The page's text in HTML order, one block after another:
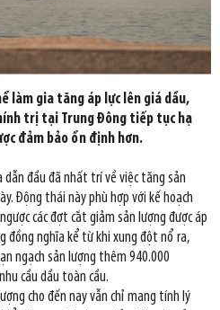
làm gia tăng áp lực lên giá dầu,
trị tại Trung Đông tiếp tục hạ
đảm bảo ổn định hơn.
dẫn đầu đã nhất trí về việc tăng sản
Động thái này phù hợp với kế hoạch
các đợt cắt giảm sản lượng được áp
đồng nghĩa kể từ khi xung đột nổ ra,
ngạch sản lượng thêm 940.000
cầu dầu toàn cầu.
cho đến nay vẫn chỉ mang tính lý